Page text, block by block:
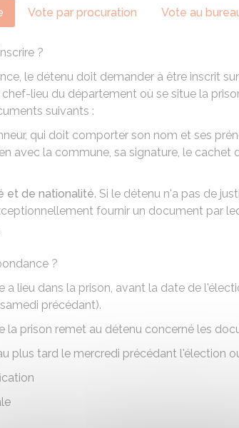
Vote par procuration Vote au
?
le détenu doit demander à être inscrit
lieu du département où se situe la
suivants :
qui doit comporter son nom et ses
avec la commune, sa signature, le cachet
et de nationalité. Si le détenu n'a pas de
fournir un document par
?
a lieu dans la prison, avant la date de
précédant).
la prison remet au détenu concerné les
plus tard le mercredi précédant l'élection